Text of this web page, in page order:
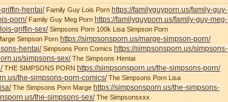
hentai/Family Guy Lois Porn https://familyguyporn.us/family-guy-
porn/Family Guy Meg Porn https://familyguyporn.us/family-guy-meg-
griffin-sex/Simpsons Porn 100k Lisa Simpson Porn
Simpson Porn https://simpsonsporn.us/marge-simpson-porn/
hentai/Simpsons Porn Comics https://simpsonsporn.us/simpsons-
simpsons-sex/The Simpsons Hentai
THE SIMPSONS PORN https://simpsonsporn.us/the-simpsons-porn/
the-simpsons-porn-comics/The Simpsons Porn Lisa
The Simpsons Porn Marge https://simpsonsporn.us/the-simpsons-
the-simpsons-sex/The Simpsonsxxx